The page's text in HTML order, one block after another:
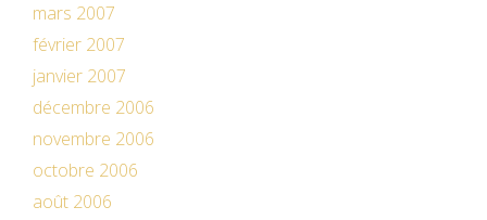
mars 2007
février 2007
janvier 2007
décembre 2006
novembre 2006
octobre 2006
août 2006